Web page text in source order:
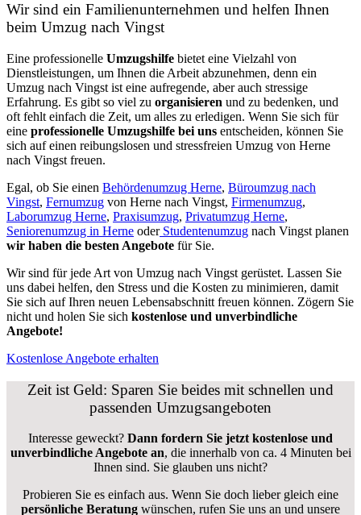
Wir sind ein Familienunternehmen und helfen Ihnen
beim Umzug nach Vingst
Eine professionelle Umzugshilfe bietet eine Vielzahl von
Dienstleistungen, um Ihnen die Arbeit abzunehmen, denn ein
Umzug nach Vingst ist eine aufregende, aber auch stressige
Erfahrung. Es gibt so viel zu organisieren und zu bedenken, und
oft fehlt einfach die Zeit, um alles zu erledigen. Wenn Sie sich für
eine professionelle Umzugshilfe bei uns entscheiden, können Sie
sich auf einen reibungslosen und stressfreien Umzug von Herne
nach Vingst freuen.
Egal, ob Sie einen Behördenumzug Herne, Büroumzug nach
Vingst, Fernumzug von Herne nach Vingst, Firmenumzug,
Laborumzug Herne, Praxisumzug, Privatumzug Herne,
Seniorenumzug in Herne oderStudentenumzug nach Vingst planen
wir haben die besten Angebote für Sie.
Wir sind für jede Art von Umzug nach Vingst gerüstet. Lassen Sie
uns dabei helfen, den Stress und die Kosten zu minimieren, damit
Sie sich auf Ihren neuen Lebensabschnitt freuen können. Zögern Sie
nicht und holen Sie sich kostenlose und unverbindliche
Angebote!
Kostenlose Angebote erhalten
Zeit ist Geld: Sparen Sie beides mit schnellen und
passenden Umzugsangeboten
Interesse geweckt? Dann fordern Sie jetzt kostenlose und
unverbindliche Angebote an, die innerhalb von ca. 4 Minuten bei
Ihnen sind. Sie glauben uns nicht?
Probieren Sie es einfach aus. Wenn Sie doch lieber gleich eine
persönliche Beratung wünschen, rufen Sie uns an und unsere